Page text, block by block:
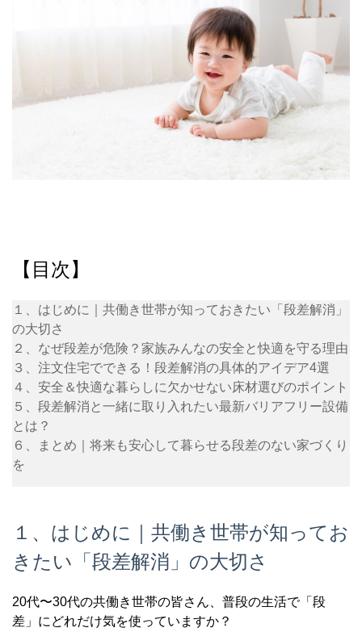
【目次】
１、はじめに｜共働き世帯が知っておきたい「段差解消」
の大切さ
２、なぜ段差が危険？家族みんなの安全と快適を守る理由
３、注文住宅でできる！段差解消の具体的アイデア4選
４、安全＆快適な暮らしに欠かせない床材選びのポイント
５、段差解消と一緒に取り入れたい最新バリアフリー設備
とは？
６、まとめ｜将来も安心して暮らせる段差のない家づくり
を
１、はじめに｜共働き世帯が知ってお
きたい「段差解消」の大切さ
20代〜30代の共働き世帯の皆さん、普段の生活で「段
差」にどれだけ気を使っていますか？